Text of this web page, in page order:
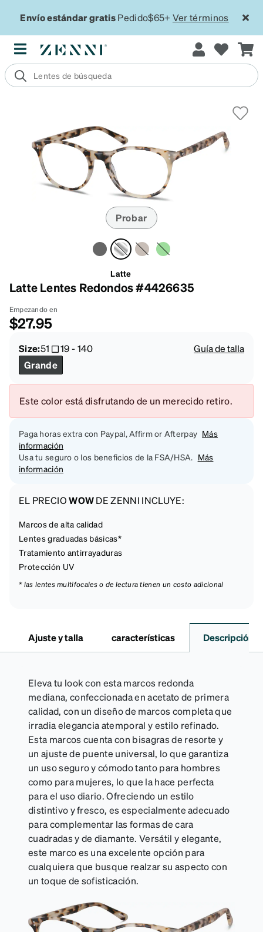
Envío estándar gratisPedido$65+ Ver términos
Probar
Latte
Latte Lentes Redondos #4426635
Empezando en
$27.95
Size:51 19-140
Guía de talla
Grande
Este color está disfrutando de un merecido retiro.
Paga horas extra con Paypal, Affirm or Afterpay Más
información
Usa tu seguro o los beneficios de la FSA/HSA. Más
información
EL PRECIOWOWDE ZENNI INCLUYE:
Marcos de alta calidad
Lentes graduadas básicas*
Tratamiento antirrayaduras
Protección UV
* las lentes multifocales o de lectura tienen un costo adicional
Ajuste y talla características Descripción
Eleva tu look con esta marcos redonda
mediana, confeccionada en acetato de primera
calidad, con un diseño de marcos completa que
irradia elegancia atemporal y estilo refinado.
Esta marcos cuenta con bisagras de resorte y
un ajuste de puente universal, lo que garantiza
un uso seguro y cómodo tanto para hombres
como para mujeres, lo que la hace perfecta
para el uso diario. Ofreciendo un estilo
distintivo y fresco, es especialmente adecuado
para complementar las formas de cara
cuadradas y de diamante. Versátil y elegante,
este marco es una excelente opción para
cualquiera que busque realzar su aspecto con
un toque de sofisticación.